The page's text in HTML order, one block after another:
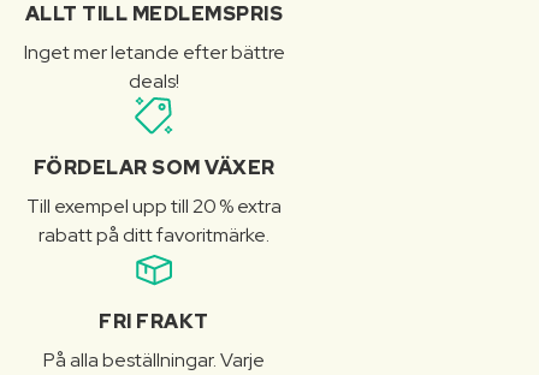
ALLT TILL MEDLEMSPRIS
Inget mer letande efter bättre
deals!
FÖRDELAR SOM VÄXER
Till exempel upp till 20 % extra
rabatt på ditt favoritmärke.
FRI FRAKT
På alla beställningar. Varje